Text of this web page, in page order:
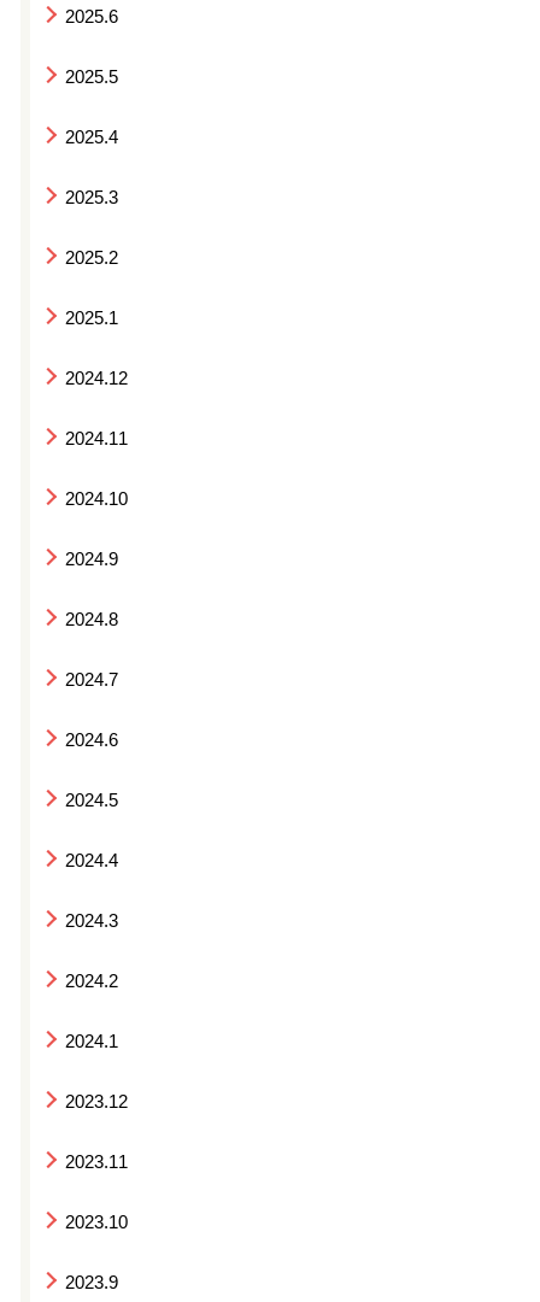
2025.6
2025.5
2025.4
2025.3
2025.2
2025.1
2024.12
2024.11
2024.10
2024.9
2024.8
2024.7
2024.6
2024.5
2024.4
2024.3
2024.2
2024.1
2023.12
2023.11
2023.10
2023.9